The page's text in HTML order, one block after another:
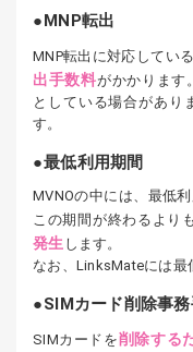
MNP転出
MNP転出に対応している
出手数料がかかります
としている場合があり
す。
最低利用期間
MVNOの中には、最低
この期間が終わるより
発生 します。
なお、LinksMateには最
SIMカード削除事
SIMカードを削除する